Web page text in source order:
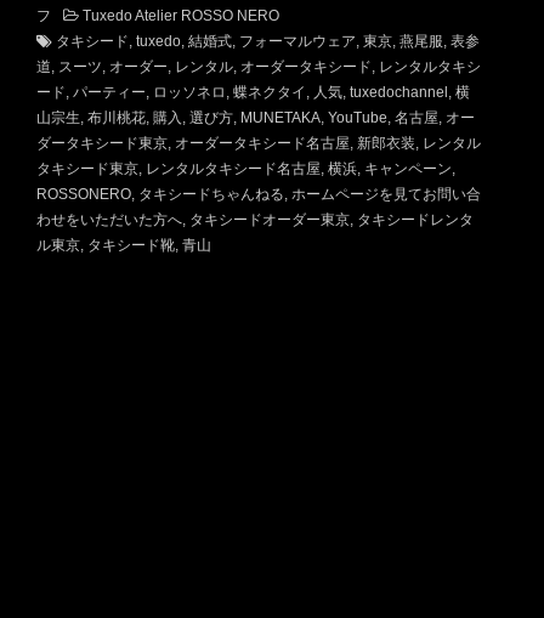
フ
Tuxedo Atelier ROSSO NERO
タキシード tuxedo 結婚式 フォーマルウェア 東京 燕尾服 表参
道
スーツ オーダー レンタル オーダータキシード レンタルタキシ
ード パーティー ロッソネロ 蝶ネクタイ 人気 tuxedochannel 横
山宗生 布川桃花 購入 選び方 MUNETAKA YouTube 名古屋 オー
ダータキシード東京 オーダータキシード名古屋 新郎衣装 レンタル
タキシード東京 レンタルタキシード名古屋 横浜 キャンペーン
ROSSONERO タキシードちゃんねる ホームページを見てお問い合
わせをいただいた方へ タキシードオーダー東京 タキシードレンタ
ル東京 タキシード靴 青山